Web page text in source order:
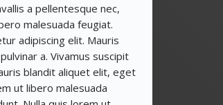
a pellentesque nec,
malesuada feugiat.
adipiscing elit. Mauris
a. Vivamus suscipit
blandit aliquet elit, eget
ut libero malesuada